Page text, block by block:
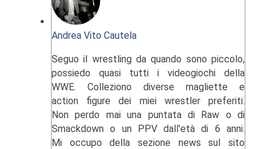
Andrea Vito Cautela
Seguo il wrestling da quando sono piccolo,
possiedo quasi tutti i videogiochi della
WWE. Colleziono diverse magliette e
action figure dei miei wrestler preferiti.
Non perdo mai una puntata di Raw o di
Smackdown o un PPV dall'età di 6 anni.
Mi occupo della sezione news sul sito